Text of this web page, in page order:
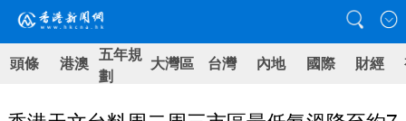
頭條 港澳 五年規
劃
大灣區 台灣 內地 國際 財經